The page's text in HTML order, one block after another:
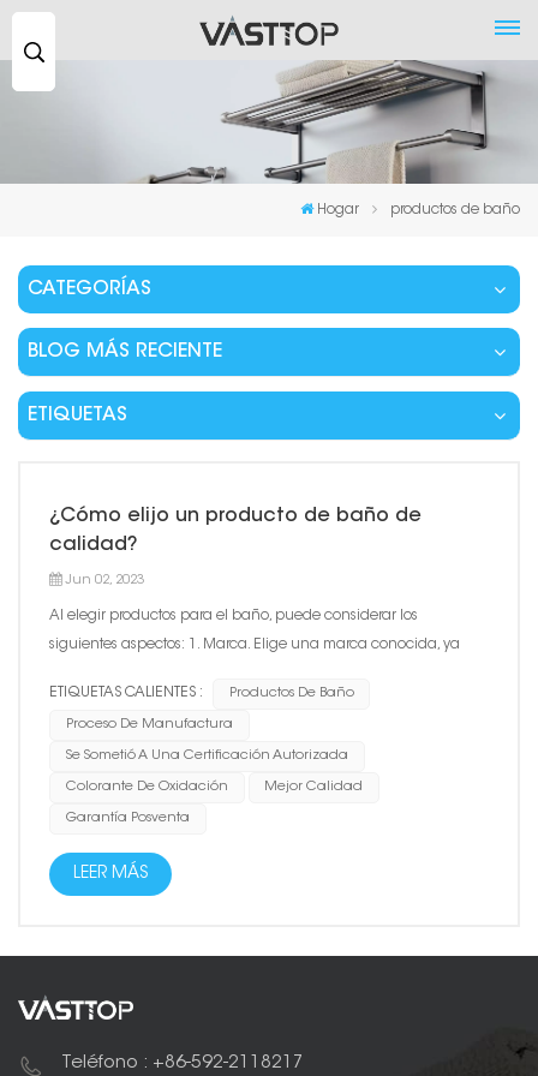
Hogar productos de baño
CATEGORÍAS
BLOG MÁS RECIENTE
ETIQUETAS
¿Cómo elijo un producto de baño de
calidad?
Jun 02, 2023
Al elegir productos para el baño, puede considerar los
siguientes aspectos: 1. Marca. Elige una marca conocida, ya
El proceso de fabricación de productos de baño de c...
ETIQUETAS CALIENTES : Productos De Baño
Proceso De Manufactura
Se Sometió A Una Certificación Autorizada
Colorante De Oxidación Mejor Calidad
Garantía Posventa
LEER MÁS
Teléfono : +86-592-2118217